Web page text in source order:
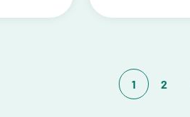
1 2